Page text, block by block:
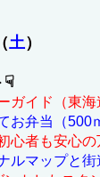
土）
☟
イド（東海
弁当（500
者も安心の
マップと街